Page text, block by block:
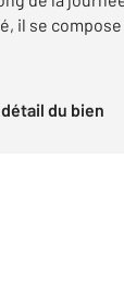
il se compose
détail du bien